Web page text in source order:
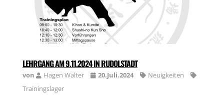
LEHRGANG AM 9.11.2024 IN RUDOLSTADT
von Hagen Walter 20.Juli.2024
Neuigkeiten
Trainingslager